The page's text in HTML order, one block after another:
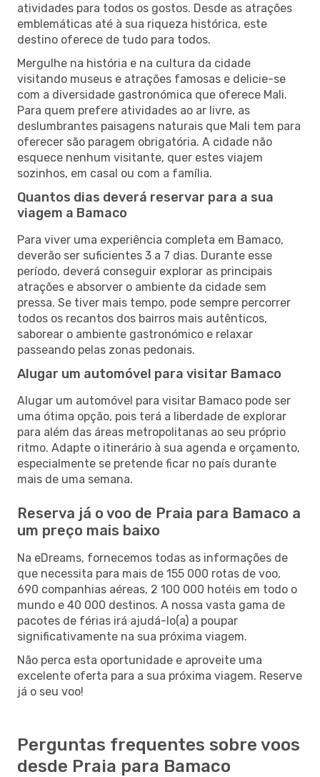
atividades para todos os gostos. Desde as atrações
emblemáticas até à sua riqueza histórica, este
destino oferece de tudo para todos.
Mergulhe na história e na cultura da cidade
visitando museus e atrações famosas e delicie-se
com a diversidade gastronómica que oferece Mali.
Para quem prefere atividades ao ar livre, as
deslumbrantes paisagens naturais que Mali tem para
oferecer são paragem obrigatória. A cidade não
esquece nenhum visitante, quer estes viajem
sozinhos, em casal ou com a família.
Quantos dias deverá reservar para a sua
viagem a Bamaco
Para viver uma experiência completa em Bamaco,
deverão ser suficientes 3 a 7 dias. Durante esse
período, deverá conseguir explorar as principais
atrações e absorver o ambiente da cidade sem
pressa. Se tiver mais tempo, pode sempre percorrer
todos os recantos dos bairros mais autênticos,
saborear o ambiente gastronómico e relaxar
passeando pelas zonas pedonais.
Alugar um automóvel para visitar Bamaco
Alugar um automóvel para visitar Bamaco pode ser
uma ótima opção, pois terá a liberdade de explorar
para além das áreas metropolitanas ao seu próprio
ritmo. Adapte o itinerário à sua agenda e orçamento,
especialmente se pretende ficar no país durante
mais de uma semana.
Reserva já o voo de Praia para Bamaco a
um preço mais baixo
Na eDreams, fornecemos todas as informações de
que necessita para mais de 155 000 rotas de voo,
690 companhias aéreas, 2 100 000 hotéis em todo o
mundo e 40 000 destinos. A nossa vasta gama de
pacotes de férias irá ajudá-lo(a) a poupar
significativamente na sua próxima viagem.
Não perca esta oportunidade e aproveite uma
excelente oferta para a sua próxima viagem. Reserve
já o seu voo!
Perguntas frequentes sobre voos
desde Praia para Bamaco